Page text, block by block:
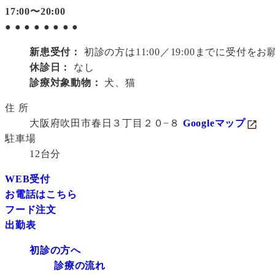
17:00〜20:00
● ● ● ● ● ● ● ●
新患受付：
初診の方は11:00／19:00までに受付をお
休診日：
なし
診療対象動物：
犬、猫
住 所
大阪府吹田市春日３丁目２０−８ Googleマップ
駐車場
12台分
WEB受付
お電話はこちら
フード注文
出勤表
初診の方へ
診療の流れ